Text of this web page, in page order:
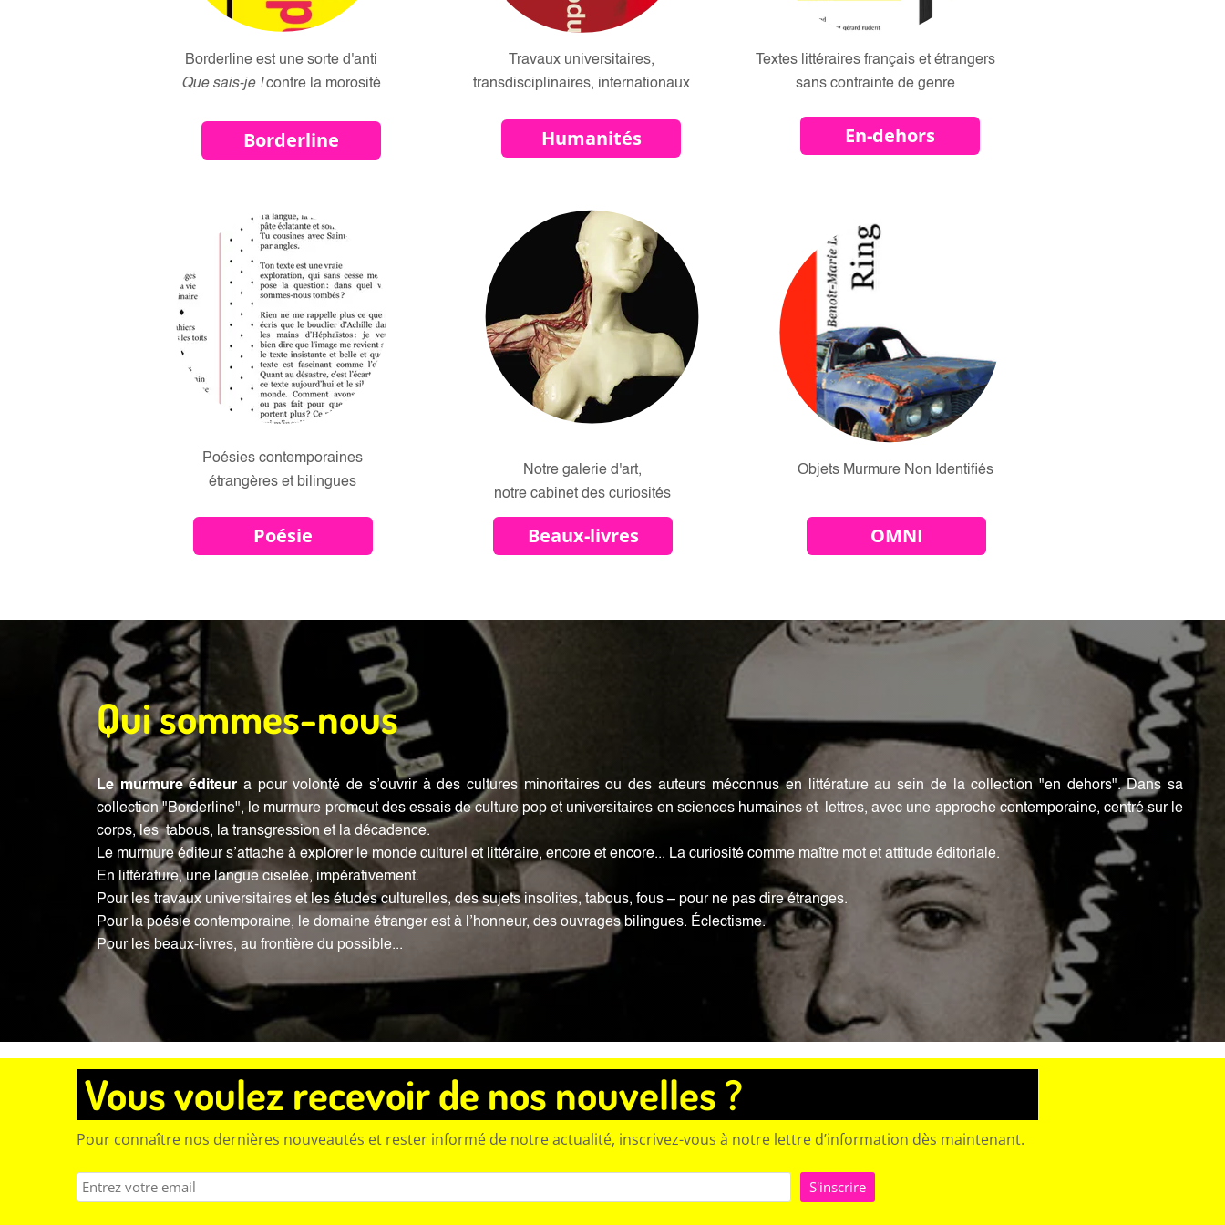
Borderline est une sorte d'anti
Que sais-je !contre la morosité
Travaux universitaires,
transdisciplinaires, internationaux
Textes littéraires français et étrangers
sans contrainte de genre
En-dehors
Humanités
Borderline
brightness_1
brightness_1 brightness_1
Poésies contemporaines
étrangères et bilingues
Notre galerie d'art,
notre cabinet des curiosités
Objets Murmure Non Identifiés
Poésie Beaux-livres OMNI
Qui sommes-nous
Le murmure éditeura pour volonté de s’ouvrir à des cultures minoritaires ou des auteurs méconnus en littérature au sein de la collection "en dehors". Dans sa
collection "Borderline", le murmure promeut des essais de culture pop et universitaires en sciences humaines et lettres, avec une approche contemporaine, centré sur le
corps, les tabous, la transgression et la décadence.
Le murmure éditeur s’attache à explorer le monde culturel et littéraire, encore et encore... La curiosité comme maître mot et attitude éditoriale.
En littérature, une langue ciselée, impérativement.
Pour les travaux universitaires et les études culturelles, des sujets insolites, tabous, fous – pour ne pas dire étranges.
Pour la poésie contemporaine, le domaine étranger est à l’honneur, des ouvrages bilingues. Éclectisme.
Pour les beaux-livres, au frontière du possible...
Vous voulez recevoir de nos nouvelles ?
Pour connaître nos dernières nouveautés et rester informé de notre actualité, inscrivez-vous à notre lettre d’information dès maintenant.